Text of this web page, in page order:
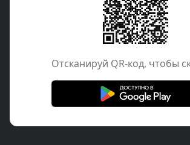
Отcканируй QR-код, чтобы